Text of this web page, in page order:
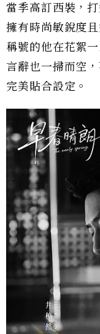
當季高訂西裝，
擁有時尚敏銳度
稱號的他在花絮
言辭也一掃而空
完美貼合設定。